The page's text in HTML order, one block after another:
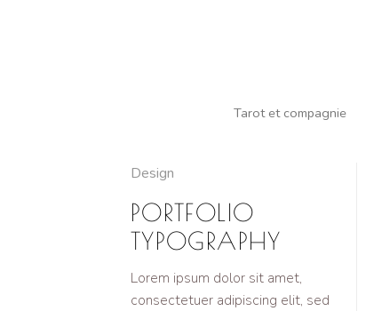
Tarot et compagnie
Design
PORTFOLIO
TYPOGRAPHY
Lorem ipsum dolor sit amet,
consectetuer adipiscing elit, sed